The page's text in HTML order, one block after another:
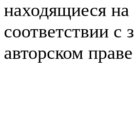
находящиеся
соответствии с
авторском